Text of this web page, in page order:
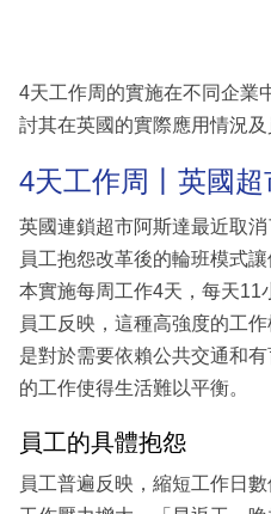
區
4天工作周的實施在不同企業
討其在英國的實際應用情況及
4天工作周丨英國
英國連鎖超市阿斯達最近取
員工抱怨改革後的輪班模式
本實施每周工作4天，每天11
員工反映，這種高強度的工
是對於需要依賴公共交通和
的工作使得生活難以平衡。
員工的具體抱怨
員工普遍反映，縮短工作日